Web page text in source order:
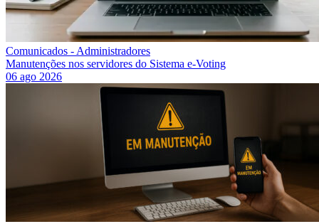
Comunicados - Administradores
Manutenções nos servidores do Sistema e-Voting
06 ago 2026